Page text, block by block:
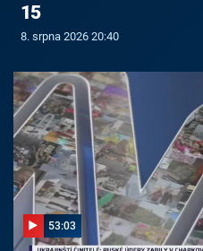
15
8. srpna 2026 20:40
53:03